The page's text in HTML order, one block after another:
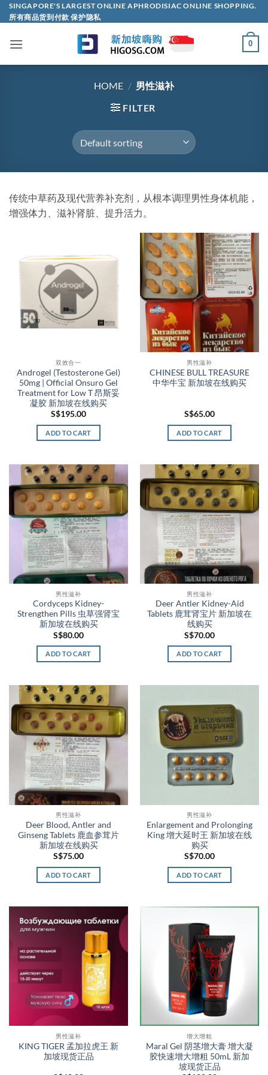
Skip
to
SINGAPORE'S LARGEST ONLINE APHRODISIAC ONLINE SHOPPING.
所有商品货到付款 保护隐私
0
HOME / 男性滋补
FILTER
传统中草药及现代营养补充剂，从根本调理男性身体机能，
增强体力、滋补肾脏、提升活力。
双效合一
Androgel (Testosterone Gel)
50mg | Official Onsuro Gel
Treatment for Low T 昂斯妥
凝胶 新加坡在线购买
S$195.00
ADD TO CART
男性滋补
CHINESE BULL TREASURE
中华牛宝 新加坡在线购买
S$65.00
ADD TO CART
男性滋补
Cordyceps Kidney-
Strengthen Pills 虫草强肾宝
新加坡在线购买
S$80.00
ADD TO CART
男性滋补
Deer Antler Kidney-Aid
Tablets 鹿茸肾宝片 新加坡在
线购买
S$70.00
ADD TO CART
男性滋补
Deer Blood, Antler and
Ginseng Tablets 鹿血参茸片
新加坡在线购买
S$75.00
ADD TO CART
男性滋补
Enlargement and Prolonging
King 增大延时王 新加坡在线
购买
S$70.00
ADD TO CART
男性滋补
KING TIGER 孟加拉虎王 新
加坡现货正品
增大增粗
Maral Gel 阴茎增大膏 增大凝
胶快速增大增粗 50mL 新加
坡现货正品